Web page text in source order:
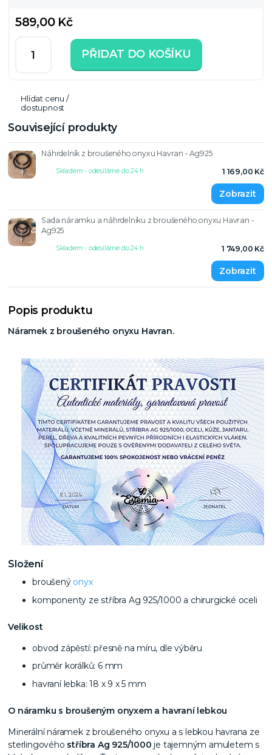
589,00 Kč
PŘIDAT DO KOŠÍKU
Hlídat cenu /
dostupnost
Související produkty
Náhrdelník z broušeného onyxu Havran - Ag925
1 169,00 Kč
Skladem - odesíláme do 24 h
Sada náramku a náhrdelníku z broušeného onyxu Havran -
Ag925
1 749,00 Kč
Skladem - odesíláme do 24 h
Popis produktu
Náramek z broušeného onyxu Havran.
Složení
broušený onyx
komponenty ze stříbra Ag 925/1000 a chirurgické oceli
Velikost
obvod zápěstí: přesně na míru, dle výběru
průměr korálků: 6 mm
havraní lebka: 18 x 9 x 5 mm
O náramku s broušeným onyxem a havraní lebkou
Minerální náramek z broušeného onyxu a s lebkou havrana ze
sterlingového stříbra Ag 925/1000 je tajemným amuletem s